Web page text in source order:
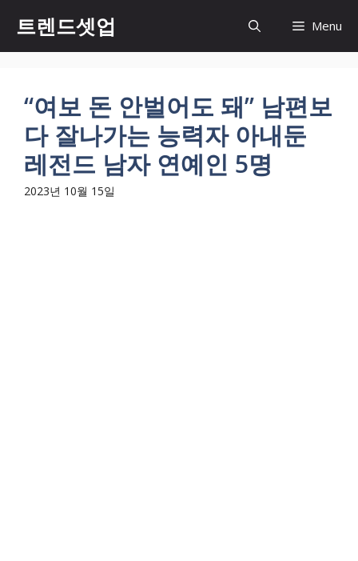
츠
트렌드셋업 Menu
“여보 돈 안벌어도 돼” 남편보
다 잘나가는 능력자 아내둔
레전드 남자 연예인 5명
2023년 10월 15일